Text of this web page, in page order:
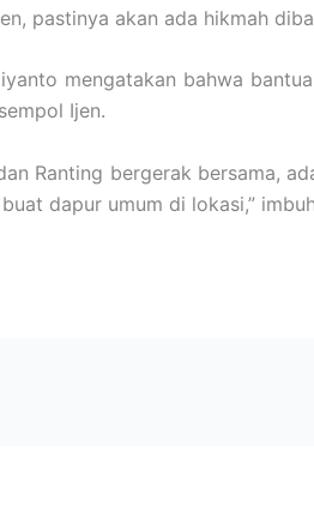
pastinya akan ada hikmah
mengatakan bahwa
Ijen.
Ranting bergerak bersama,
dapur umum di lokasi,”